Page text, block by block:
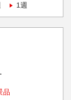
1週
品